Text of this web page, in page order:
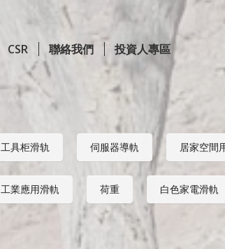
CSR 聯絡我們 投資人專區
工具柜滑轨 伺服器導軌 居家空間
工業應用滑軌 荷重 白色家電滑軌